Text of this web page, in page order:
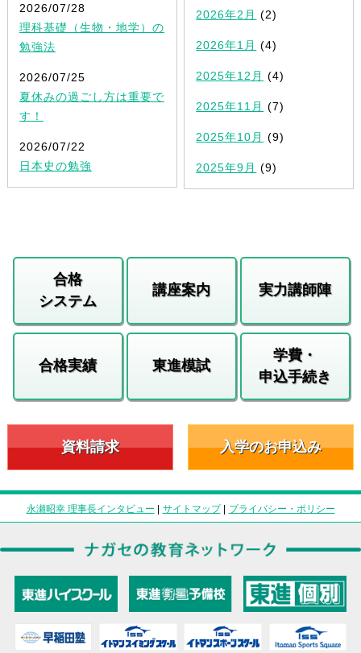
2026/07/28
理科基礎（生物・地学）の
勉強法
2026/07/25
夏休みの過ごし方は重要で
す！
2026/07/22
日本史の勉強
2026年2月 (2)
2026年1月 (4)
2025年12月 (4)
2025年11月 (7)
2025年10月 (9)
2025年9月 (9)
合格
システム
講座案内 実力講師陣
合格実績 東進模試
学費・
申込手続き
資料請求 入学のお申込み
永瀬昭幸 理事長インタビュー | サイトマップ| プライバシー・ポリシー